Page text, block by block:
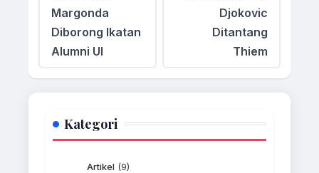
Margonda
Diborong Ikatan
Alumni UI
Djokovic
Ditantang
Thiem
Kategori
Artikel (9)